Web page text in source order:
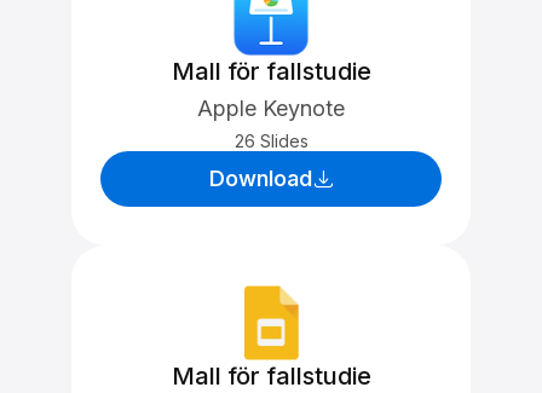
Mall för fallstudie
Apple Keynote
26 Slides
Download
Mall för fallstudie